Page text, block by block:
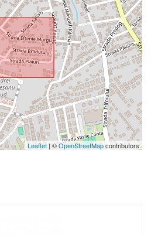
Leaflet | ©OpenStreetMapcontributors